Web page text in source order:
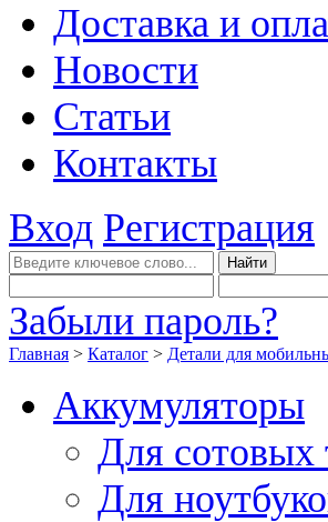
Доставка и
Новости
Статьи
Контакты
Вход Регистрация
Забыли пароль?
Главная > Каталог > Детали для
Аккумуляторы
Для сотовых
Для